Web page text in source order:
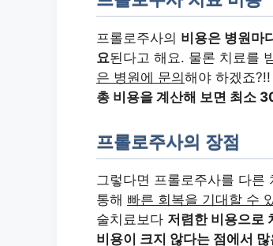
프롤로주사의 비용은 병원마
요된다고 해요. 물론 치료를
은 병원에 문의해야 하겠죠
총 비용을 계산해 보면 최소
프롤로주사의 장점
그렇다면 프롤로주사를 다른
통해 빠른 회복을 기대할 수
술치료보다 저렴한 비용으로
비용이 크지 않다는 점에서